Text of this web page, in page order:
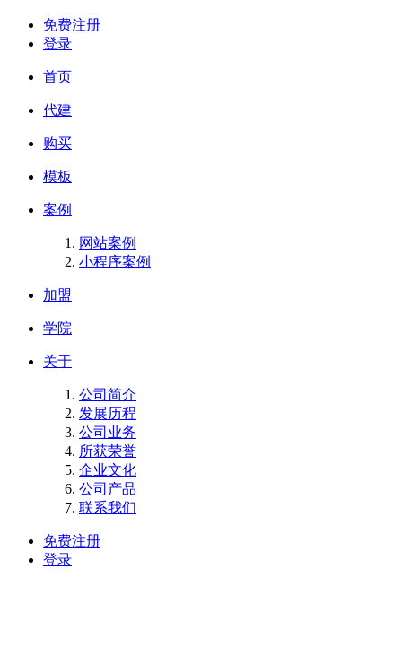
免费注册
登录
首页
代建
购买
模板
案例
网站案例
小程序案例
加盟
学院
关于
公司简介
发展历程
公司业务
所获荣誉
企业文化
公司产品
联系我们
免费注册
登录